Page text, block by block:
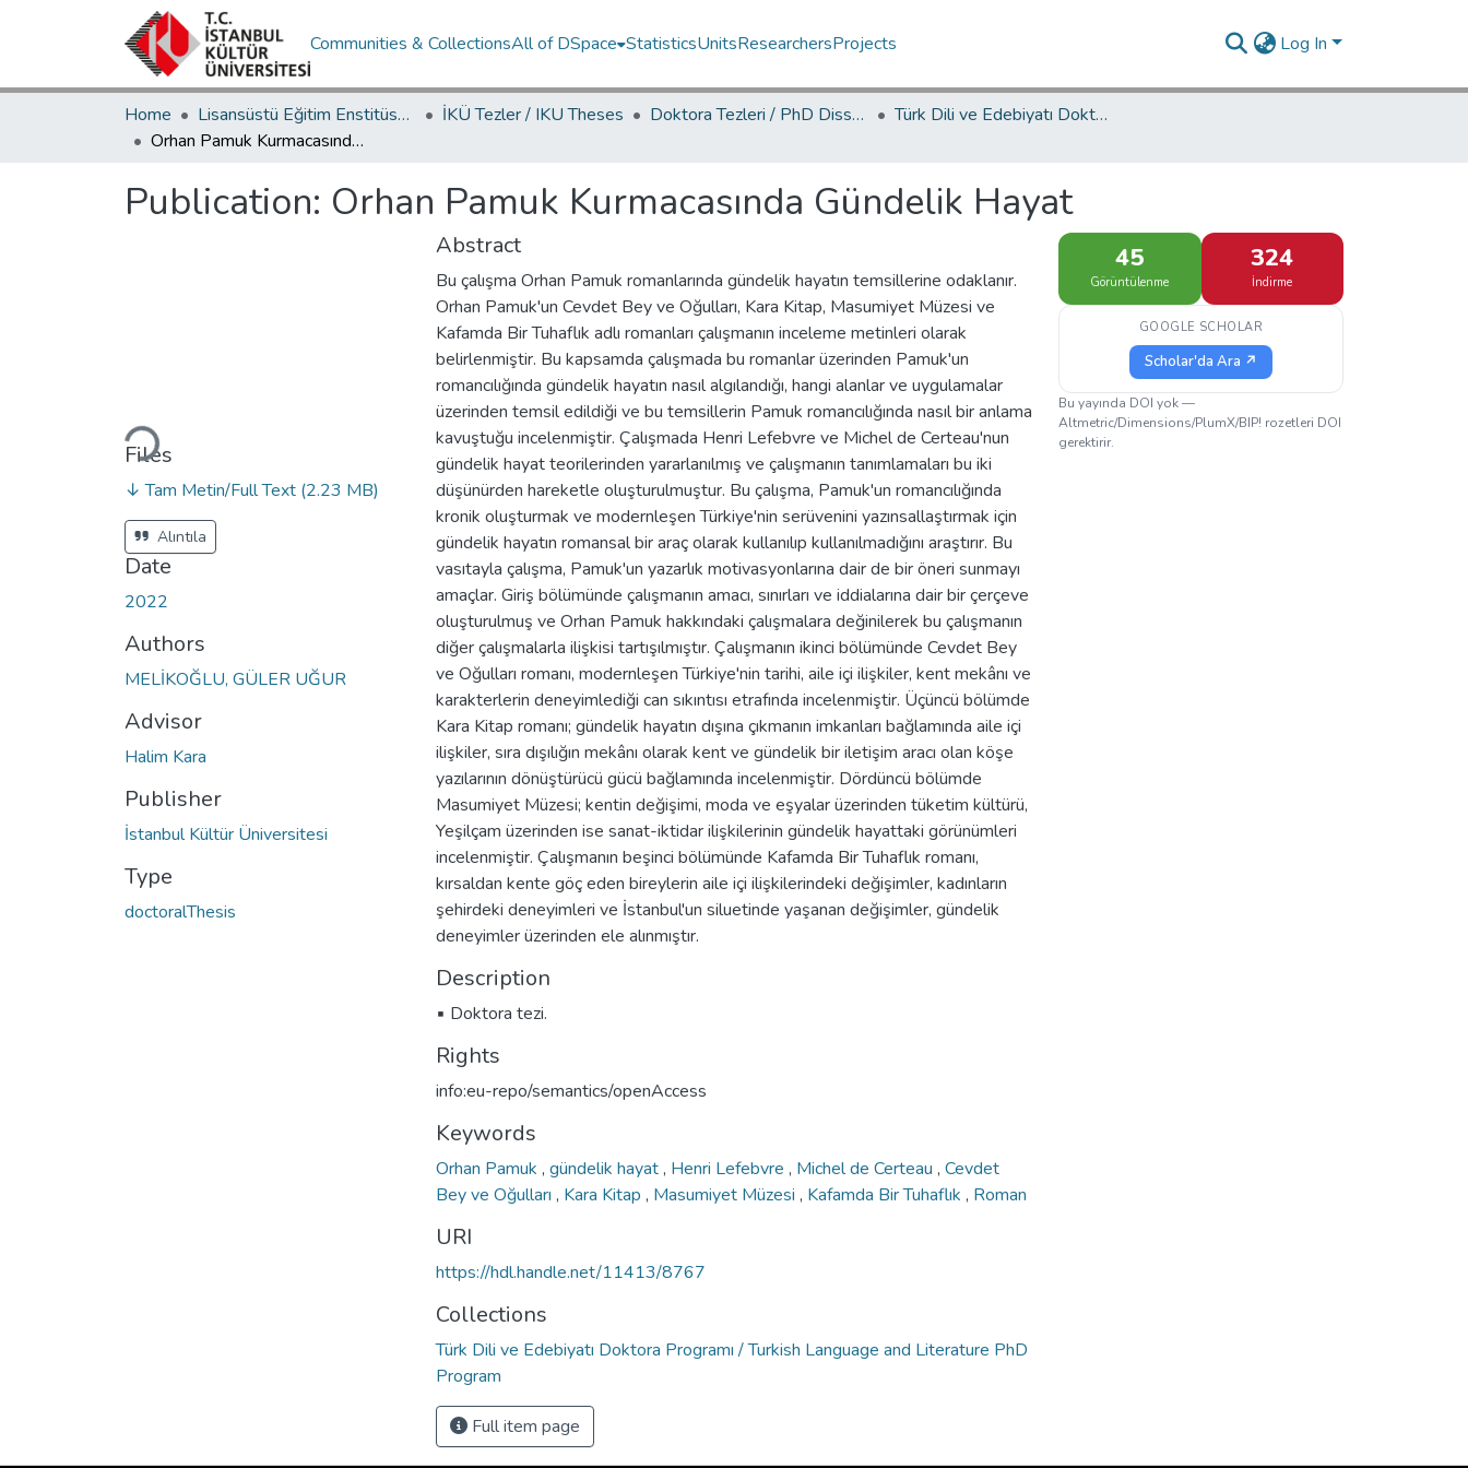
Communities & CollectionsAll of DSpace StatisticsUnitsResearchersProjects Log In
Home Lisansüstü Eğitim Enstitüsü / Postgraduate Education Institute İKÜ Tezler / IKU Theses Doktora Tezleri / PhD Dissertations
Türk Dili ve Edebiyatı Doktora Programı / Turkish Language and Literature PhD Program
Orhan Pamuk Kurmacasında Gündelik Hayat
Publication: Orhan Pamuk Kurmacasında Gündelik Hayat
Loading...
Files
↓ Tam Metin/Full Text (2.23 MB)
Alıntıla
Date
2022
Authors
MELİKOĞLU, GÜLER UĞUR
Advisor
Halim Kara
Publisher
İstanbul Kültür Üniversitesi
Type
doctoralThesis
Abstract
Bu çalışma Orhan Pamuk romanlarında gündelik hayatın temsillerine odaklanır.
Orhan Pamuk'un Cevdet Bey ve Oğulları, Kara Kitap, Masumiyet Müzesi ve
Kafamda Bir Tuhaflık adlı romanları çalışmanın inceleme metinleri olarak
belirlenmiştir. Bu kapsamda çalışmada bu romanlar üzerinden Pamuk'un
romancılığında gündelik hayatın nasıl algılandığı, hangi alanlar ve uygulamalar
üzerinden temsil edildiği ve bu temsillerin Pamuk romancılığında nasıl bir anlama
kavuştuğu incelenmiştir. Çalışmada Henri Lefebvre ve Michel de Certeau'nun
gündelik hayat teorilerinden yararlanılmış ve çalışmanın tanımlamaları bu iki
düşünürden hareketle oluşturulmuştur. Bu çalışma, Pamuk'un romancılığında
kronik oluşturmak ve modernleşen Türkiye'nin serüvenini yazınsallaştırmak için
gündelik hayatın romansal bir araç olarak kullanılıp kullanılmadığını araştırır. Bu
vasıtayla çalışma, Pamuk'un yazarlık motivasyonlarına dair de bir öneri sunmayı
amaçlar. Giriş bölümünde çalışmanın amacı, sınırları ve iddialarına dair bir çerçeve
oluşturulmuş ve Orhan Pamuk hakkındaki çalışmalara değinilerek bu çalışmanın
diğer çalışmalarla ilişkisi tartışılmıştır. Çalışmanın ikinci bölümünde Cevdet Bey
ve Oğulları romanı, modernleşen Türkiye'nin tarihi, aile içi ilişkiler, kent mekânı ve
karakterlerin deneyimlediği can sıkıntısı etrafında incelenmiştir. Üçüncü bölümde
Kara Kitap romanı; gündelik hayatın dışına çıkmanın imkanları bağlamında aile içi
ilişkiler, sıra dışılığın mekânı olarak kent ve gündelik bir iletişim aracı olan köşe
yazılarının dönüştürücü gücü bağlamında incelenmiştir. Dördüncü bölümde
Masumiyet Müzesi; kentin değişimi, moda ve eşyalar üzerinden tüketim kültürü,
Yeşilçam üzerinden ise sanat-iktidar ilişkilerinin gündelik hayattaki görünümleri
incelenmiştir. Çalışmanın beşinci bölümünde Kafamda Bir Tuhaflık romanı,
kırsaldan kente göç eden bireylerin aile içi ilişkilerindeki değişimler, kadınların
şehirdeki deneyimleri ve İstanbul'un siluetinde yaşanan değişimler, gündelik
deneyimler üzerinden ele alınmıştır.
Description
▪ Doktora tezi.
Rights
info:eu-repo/semantics/openAccess
Keywords
Orhan Pamuk , gündelik hayat, Henri Lefebvre , Michel de Certeau , Cevdet
Bey ve Oğulları , Kara Kitap , Masumiyet Müzesi , Kafamda Bir Tuhaflık , Roman
URI
https://hdl.handle.net/11413/8767
Collections
Türk Dili ve Edebiyatı Doktora Programı / Turkish Language and Literature PhD
Program
Full item page
45
Görüntülenme
324
İndirme
GOOGLE SCHOLAR
Scholar'da Ara ↗
Bu yayında DOI yok —
Altmetric/Dimensions/PlumX/BIP! rozetleri DOI
gerektirir.